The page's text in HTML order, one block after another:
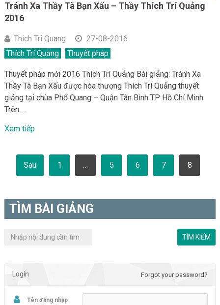
Tránh Xa Thầy Tà Bạn Xấu – Thầy Thích Trí Quảng
2016
Thich Tri Quang
27-08-2016
Thích Trí Quảng
Thuyết pháp
Thuyết pháp mới 2016 Thích Trí Quảng Bài giảng: Tránh Xa
Thầy Tà Bạn Xấu được hòa thượng Thích Trí Quảng thuyết
giảng tại chùa Phổ Quang – Quận Tân Bình TP Hồ Chí Minh
Trên …
Xem tiếp
Phân
trang
bài
Sau 1 … 5 6 7 8
TÌM BÀI GIẢNG
Login Forgot your password?
Tên đăng nhập